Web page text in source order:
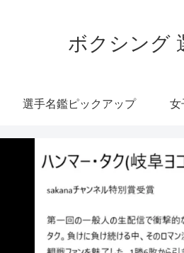
ボクシング
選手名鑑ピックアップ 女